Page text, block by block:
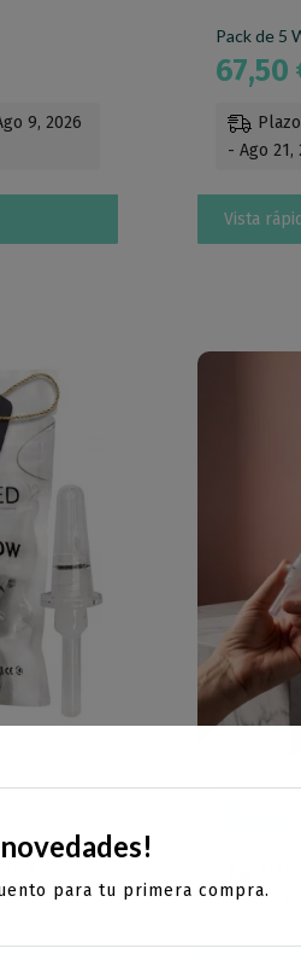
9, 2026
Pack de 5
67,50
- Ago 21,
Vista
Winner
- Ago 21,
para tu primera compra.